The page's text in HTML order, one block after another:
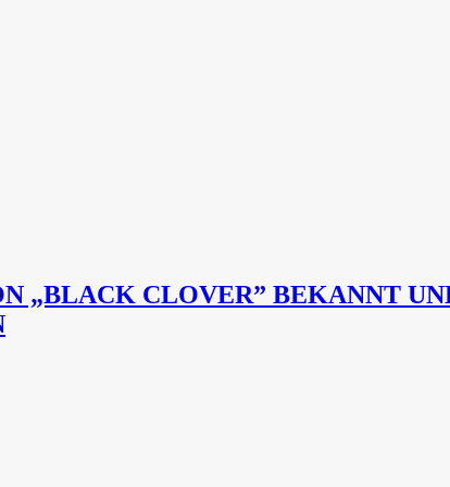
„BLACK CLOVER” BEKANNT